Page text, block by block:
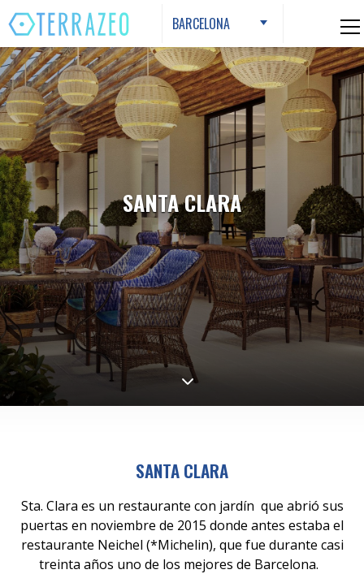
Skip
to
content
BARCELONA
SANTA CLARA
SANTA CLARA
Sta. Clara es un restaurante con jardín que abrió sus
puertas en noviembre de 2015 donde antes estaba el
restaurante Neichel (*Michelin), que fue durante casi
treinta años uno de los mejores de Barcelona.